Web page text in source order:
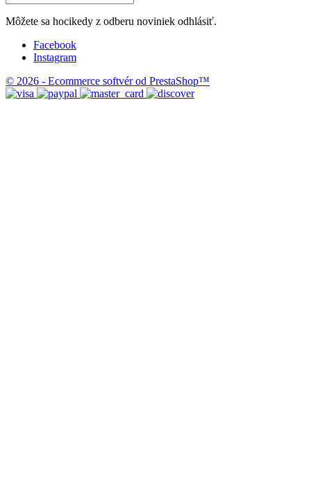
Môžete sa hocikedy z odberu noviniek odhlásiť.
Facebook
Instagram
© 2026 - Ecommerce softvér od PrestaShop™